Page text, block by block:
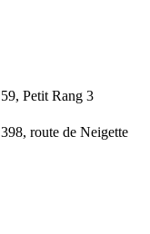
59, Petit Rang 3
398, route de Neigette